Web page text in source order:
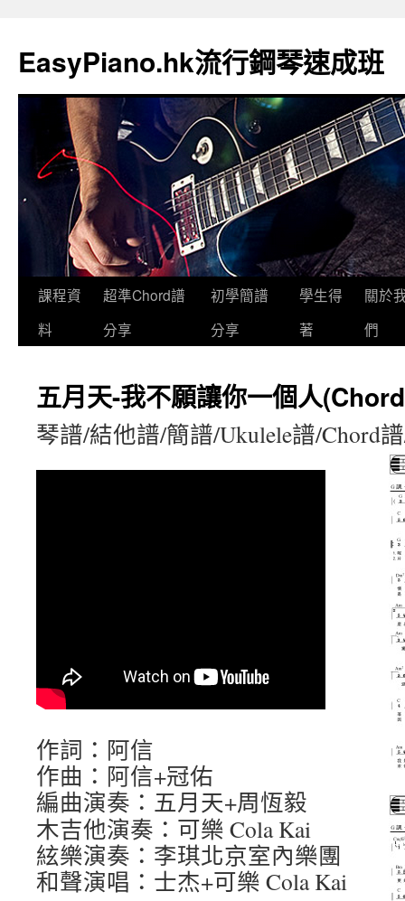
EasyPiano.hk流行鋼琴速成班
課程資
料
超準Chord譜
分享
初學簡譜
分享
學生得
著
關於
們
五月天-我不願讓你一個人
琴譜/結他譜/簡譜/Ukulele譜/Chord
作詞：阿信
作曲：阿信+冠佑
編曲演奏：五月天+周恆毅
木吉他演奏：可樂 Cola Kai
絃樂演奏：李琪北京室內樂團
和聲演唱：士杰+可樂 Cola Kai